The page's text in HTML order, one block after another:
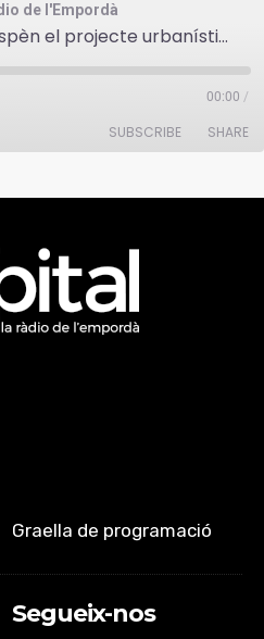
de l'Empordà
Santa Cristina suspèn el projecte urbanístic de la Riera dels Molinets
00:00 /
SUBSCRIBE SHARE
Graella de programació
Segueix-nos